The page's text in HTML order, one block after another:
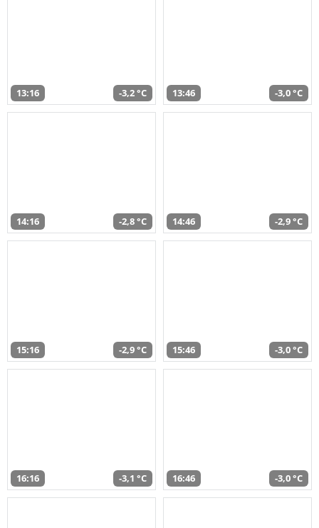
13:16 -3,2 °C 13:46 -3,0 °C
14:16 -2,8 °C 14:46 -2,9 °C
15:16 -2,9 °C 15:46 -3,0 °C
16:16 -3,1 °C 16:46 -3,0 °C